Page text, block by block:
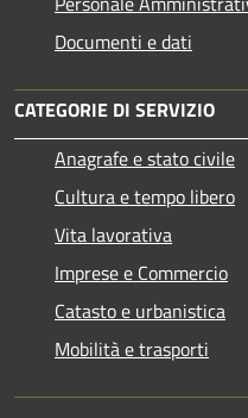
Documenti e dati
CATEGORIE DI SERVIZIO
Anagrafe e stato civile
Cultura e tempo libero
Vita lavorativa
Imprese e Commercio
Catasto e urbanistica
Mobilità e trasporti